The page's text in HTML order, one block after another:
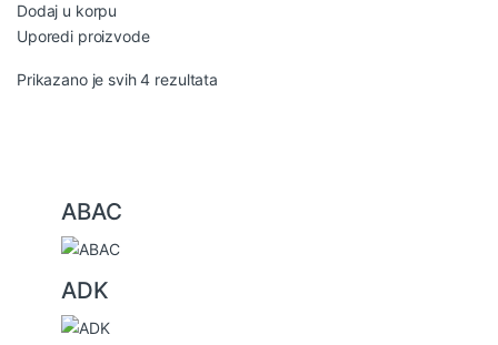
Dodaj u korpu
Uporedi proizvode
Prikazano je svih 4 rezultataSortirano po najnovijem
ABAC
ADK